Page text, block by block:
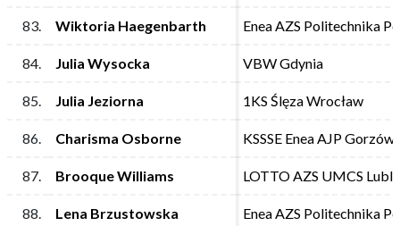
83. Wiktoria Haegenbarth Enea AZS Politechnika
84. Julia Wysocka VBW Gdynia
85. Julia Jeziorna 1KS Ślęza Wrocław
86. Charisma Osborne KSSSE Enea AJP
87. Brooque Williams LOTTO AZS UMCS
88. Lena Brzustowska Enea AZS Politechnika
83. Wiktoria Haegenbarth Enea AZS Politechnika
84. Julia Wysocka VBW Gdynia
85. Julia Jeziorna 1KS Ślęza Wrocław
86. Charisma Osborne KSSSE Enea AJP
87. Brooque Williams LOTTO AZS UMCS
88. Lena Brzustowska Enea AZS Politechnika